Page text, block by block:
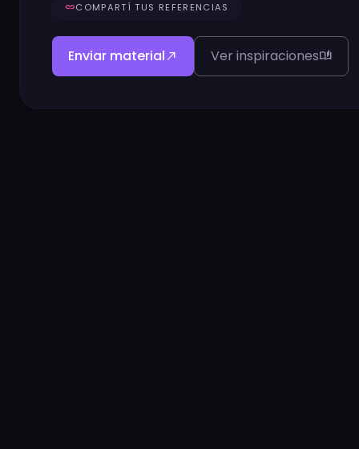
linkCOMPARTÍ TUS REFERENCIAS
Enviar material north_east Ver inspiracionesauto_stories